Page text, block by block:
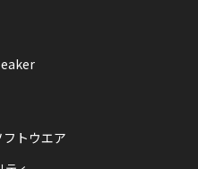
トウエア